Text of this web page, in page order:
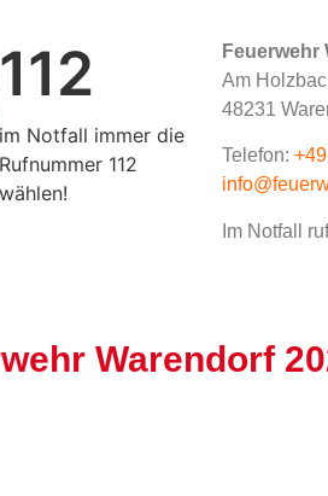
112
im Notfall immer die
Rufnummer 112
wählen!
Feuerwehr
Am
48231
Telefon:
Im Notfall
Warendorf